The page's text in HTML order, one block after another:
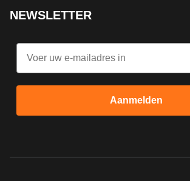
NEWSLETTER
Email
Aanmelden